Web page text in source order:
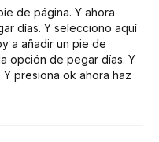
de página. Y ahora
días. Y selecciono aquí
a añadir un pie de
opción de pegar días. Y
presiona ok ahora haz